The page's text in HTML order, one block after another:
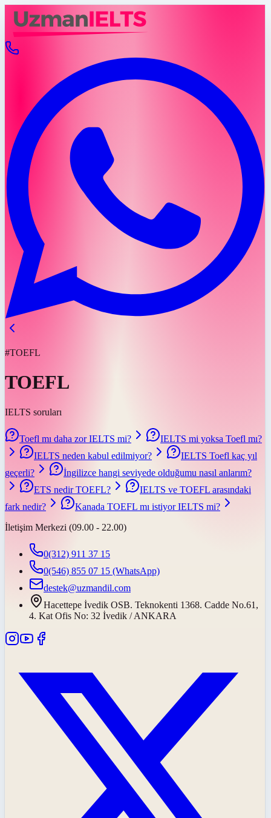
#TOEFL
TOEFL
IELTS soruları
Toefl mı daha zor IELTS mi?
IELTS mi yoksa Toefl mı?
IELTS neden kabul edilmiyor?
IELTS Toefl kaç yıl
geçerli?
İngilizce hangi seviyede olduğumu nasıl anlarım?
ETS nedir TOEFL?
IELTS ve TOEFL arasındaki
fark nedir?
Kanada TOEFL mı istiyor IELTS mi?
İletişim Merkezi (09.00 - 22.00)
0(312) 911 37 15
0(546) 855 07 15 (WhatsApp)
destek@uzmandil.com
Hacettepe İvedik OSB. Teknokenti 1368. Cadde No.61,
4. Kat Ofis No: 32 İvedik / ANKARA